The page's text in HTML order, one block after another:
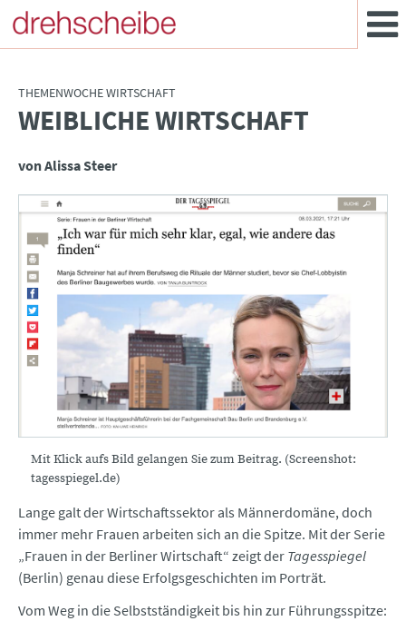
THEMENWOCHE WIRTSCHAFT
:WEIBLICHE WIRTSCHAFT
von Alissa Steer
Mit Klick aufs Bild gelangen Sie zum Beitrag. (Screenshot:
tagesspiegel.de)
Lange galt der Wirtschaftssektor als Männerdomäne, doch
immer mehr Frauen arbeiten sich an die Spitze. Mit der Serie
„Frauen in der Berliner Wirtschaft“ zeigt der Tagesspiegel
(Berlin) genau diese Erfolgsgeschichten im Porträt.
Vom Weg in die Selbstständigkeit bis hin zur Führungsspitze: